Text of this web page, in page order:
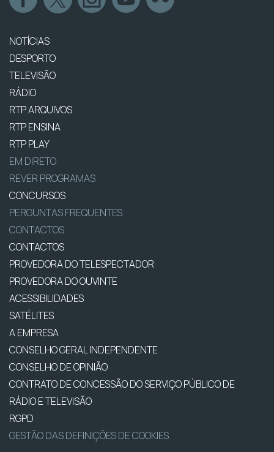
NOTÍCIAS
DESPORTO
TELEVISÃO
RÁDIO
RTP ARQUIVOS
RTP ENSINA
RTP PLAY
EM DIRETO
REVER PROGRAMAS
CONCURSOS
PERGUNTAS FREQUENTES
CONTACTOS
CONTACTOS
PROVEDORA DO TELESPECTADOR
PROVEDORA DO OUVINTE
ACESSIBILIDADES
SATÉLITES
A EMPRESA
CONSELHO GERAL INDEPENDENTE
CONSELHO DE OPINIÃO
CONTRATO DE CONCESSÃO DO SERVIÇO PÚBLICO DE
RÁDIO E TELEVISÃO
RGPD
GESTÃO DAS DEFINIÇÕES DE COOKIES